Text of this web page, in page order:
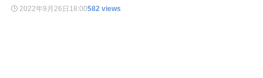
2022年9月26日 18:00582 views